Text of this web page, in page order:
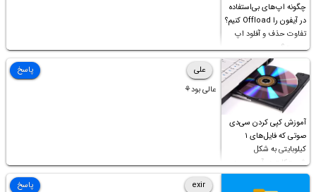
چگونه اپ‌های بی‌استفاده
در آیفون را Offload کنیم؟
تفاوت حذف و آفلود اپ
چیست؟
آموزش کپی کردن سی‌دی
صوتی که فایل‌های ۱
کیلوبایتی به شکل
شورت‌کات در آن موجود
است!
علی
عالی بود⚘
پاسخ
exir
پاسخ